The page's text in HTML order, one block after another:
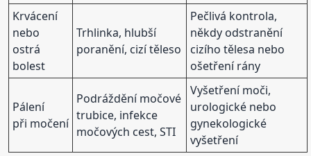
Krvácení
nebo
ostrá
bolest
Trhlinka, hlubší
poranění, cizí těleso
Pečlivá kontrola,
někdy odstranění
cizího tělesa nebo
ošetření rány
Pálení
při močení
Podráždění močové
trubice, infekce
močových cest, STI
Vyšetření moči,
urologické nebo
gynekologické
vyšetření